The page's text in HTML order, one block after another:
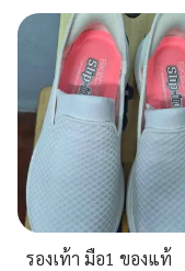
รองเท้า มือ1 ของแท้